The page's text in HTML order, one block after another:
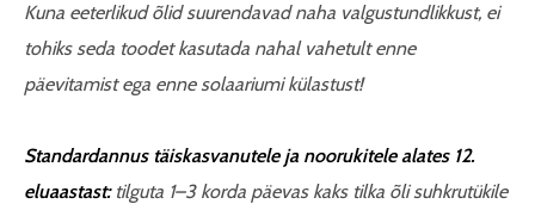
Kuna eeterlikud õlid suurendavad naha valgustundlikkust, ei
tohiks seda toodet kasutada nahal vahetult enne
päevitamist ega enne solaariumi külastust!
Standardannus täiskasvanutele ja noorukitele alates 12.
eluaastast: tilguta 1–3 korda päevas kaks tilka õli suhkrutükile